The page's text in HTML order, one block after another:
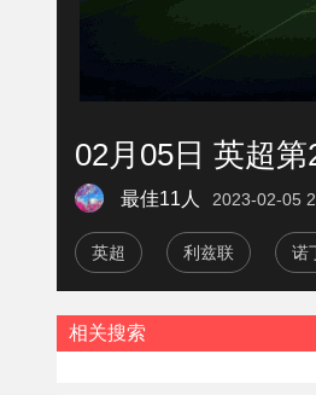
02月05日 英超
最佳11人 2023-02-05
英超 利兹联 诺
相关搜索